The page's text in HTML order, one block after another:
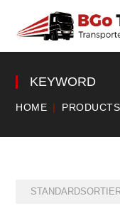
KEYWORD
HOME PRODUCTS